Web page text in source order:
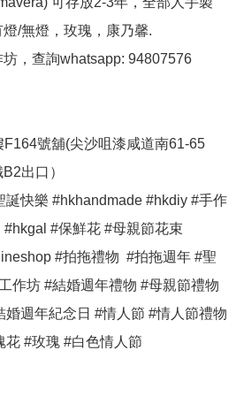
/無燈，玫瑰，康乃馨.
，查詢whatsapp: 94807576
F164號舖(尖沙咀漆咸道南61-65
出口）
誕快樂 #hkhandmade #hkdiy #手作
#保鮮花 #母親節花束
#拍拖禮物  #拍拖週年 #聖
作坊 #結婚週年禮物 #母親節禮物
婚週年紀念日 #情人節 #情人節禮物
花 #玫瑰 #白色情人節